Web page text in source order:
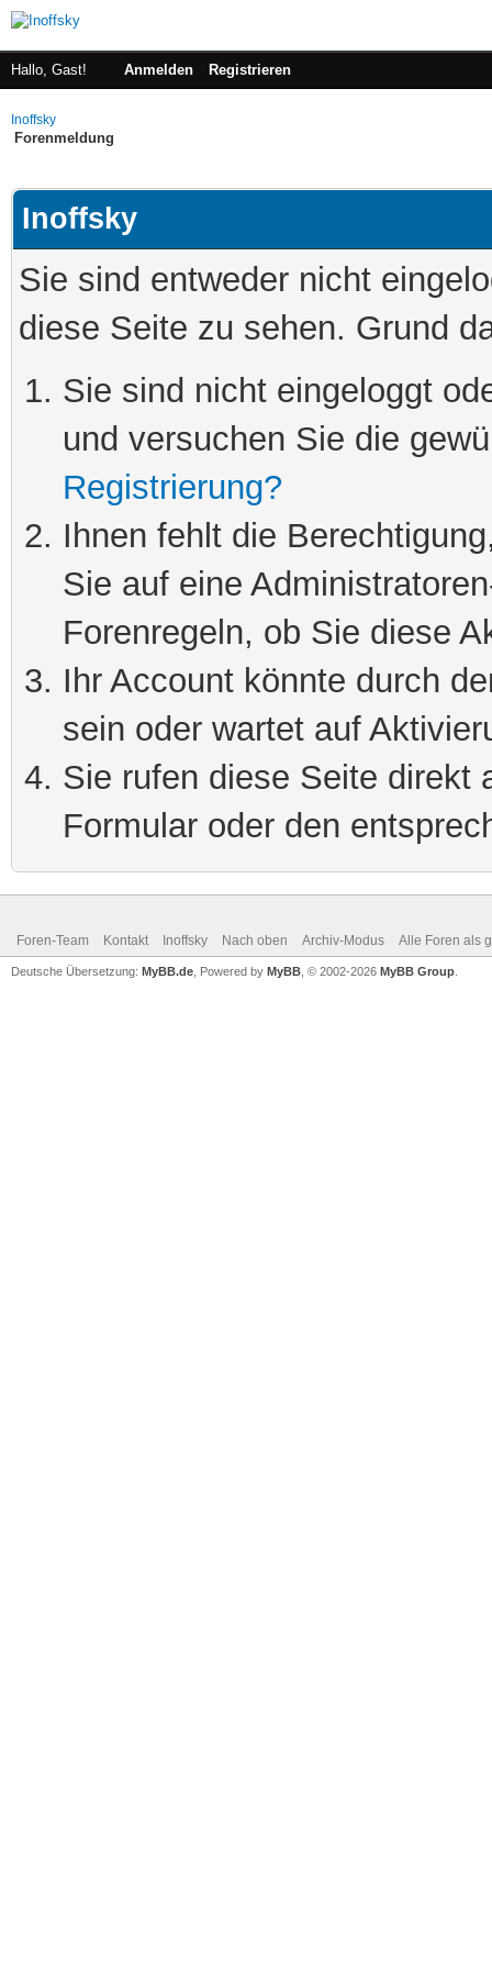
Hallo, Gast! Anmelden Registrieren
Inoffsky
Forenmeldung
Inoffsky
Sie sind entweder nicht
diese Seite zu sehen. Grund
Sie sind nicht eingeloggt
und versuchen Sie die
Registrierung?
Ihnen fehlt die
Sie auf eine
Forenregeln, ob Sie diese
Ihr Account könnte durch
sein oder wartet auf
Sie rufen diese Seite direkt
Formular oder den
Foren-Team Kontakt Inoffsky Nach oben Archiv-Modus Alle Foren als
Deutsche Übersetzung: MyBB.de , Powered by MyBB , © 2002-2026 MyBB Group